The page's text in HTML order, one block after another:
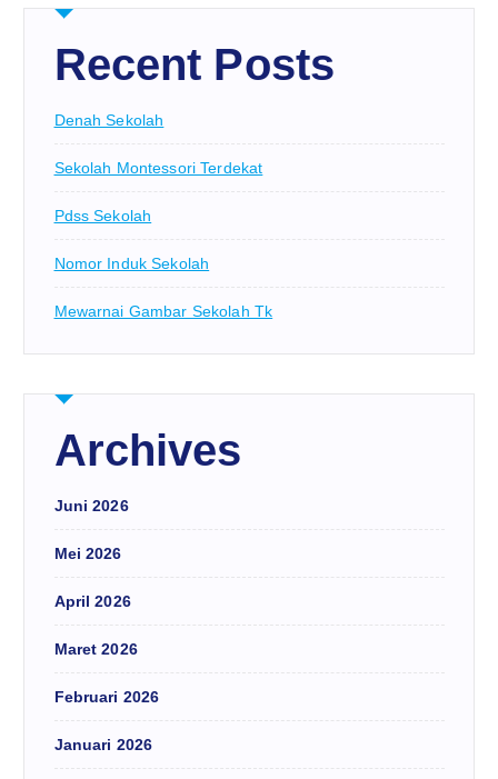
Recent Posts
Denah Sekolah
Sekolah Montessori Terdekat
Pdss Sekolah
Nomor Induk Sekolah
Mewarnai Gambar Sekolah Tk
Archives
Juni 2026
Mei 2026
April 2026
Maret 2026
Februari 2026
Januari 2026